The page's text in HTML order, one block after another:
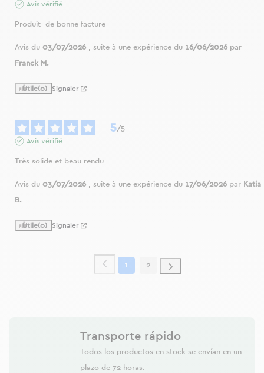
Avis vérifié
Produit  de bonne facture
Avis du 03/07/2026 , suite à une expérience du 16/06/2026 par
Franck M.
Utile(0) Signaler
5/5
Avis vérifié
Très solide et beau rendu
Avis du 03/07/2026 , suite à une expérience du 17/06/2026 par Katia
B.
Utile(0) Signaler
1 2
Transporte rápido
Todos los productos en stock se envían en un
plazo de 72 horas.